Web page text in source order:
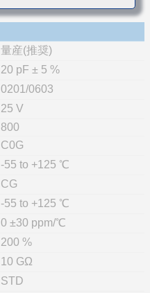
量産(推奨)
20 pF ± 5 %
0201/0603
25 V
800
C0G
-55 to +125 ℃
CG
-55 to +125 ℃
0 ±30 ppm/℃
200 %
10 GΩ
STD